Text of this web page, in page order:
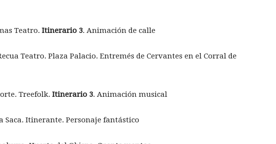
Teatro. Itinerario 3. Animación de calle
Teatro. Plaza Palacio. Entremés de Cervantes en el Corral de
Treefolk. Itinerario 3. Animación musical
Saca. Itinerante. Personaje fantástico